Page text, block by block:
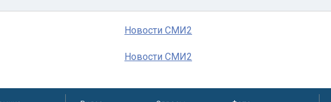
Новости СМИ2
Новости СМИ2